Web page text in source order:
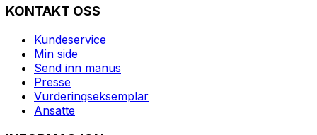
KONTAKT OSS
Kundeservice
Min side
Send inn manus
Presse
Vurderingseksemplar
Ansatte